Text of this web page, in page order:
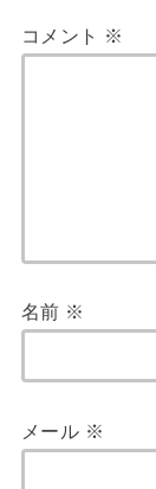
コメント ※
名前 ※
メール ※